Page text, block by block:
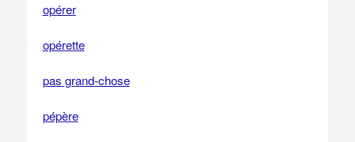
opérer
opérette
pas grand-chose
pépère